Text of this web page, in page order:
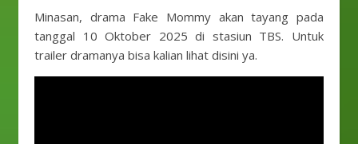
Minasan, drama Fake Mommy akan tayang pada
tanggal 10 Oktober 2025 di stasiun TBS. Untuk
trailer dramanya bisa kalian lihat disini ya.